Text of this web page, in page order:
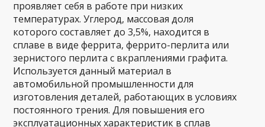
проявляет себя в работе при низких
температурах. Углерод, массовая доля
которого составляет до 3,5%, находится в
сплаве в виде феррита, феррито-перлита или
зернистого перлита с вкраплениями графита.
Используется данный материал в
автомобильной промышленности для
изготовления деталей, работающих в условиях
постоянного трения. Для повышения его
эксплуатационных характеристик в сплав